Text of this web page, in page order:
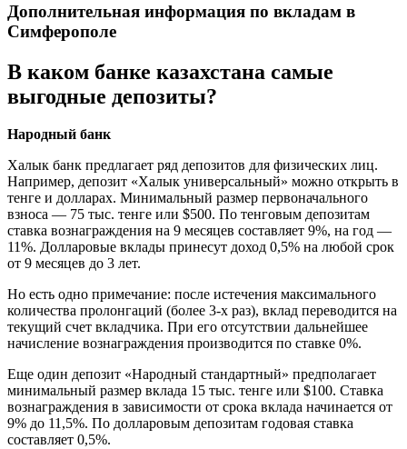
Дополнительная информация по вкладам в
Симферополе
В каком банке казахстана самые
выгодные депозиты?
Народный банк
Халык банк предлагает ряд депозитов для физических лиц.
Например, депозит «Халык универсальный» можно открыть в
тенге и долларах. Минимальный размер первоначального
взноса — 75 тыс. тенге или $500. По тенговым депозитам
ставка вознаграждения на 9 месяцев составляет 9%, на год —
11%. Долларовые вклады принесут доход 0,5% на любой срок
от 9 месяцев до 3 лет.
Но есть одно примечание: после истечения максимального
количества пролонгаций (более 3-х раз), вклад переводится на
текущий счет вкладчика. При его отсутствии дальнейшее
начисление вознаграждения производится по ставке 0%.
Еще один депозит «Народный стандартный» предполагает
минимальный размер вклада 15 тыс. тенге или $100. Ставка
вознаграждения в зависимости от срока вклада начинается от
9% до 11,5%. По долларовым депозитам годовая ставка
составляет 0,5%.